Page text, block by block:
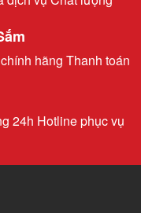
hãng Thanh toán
24h Hotline phục vụ